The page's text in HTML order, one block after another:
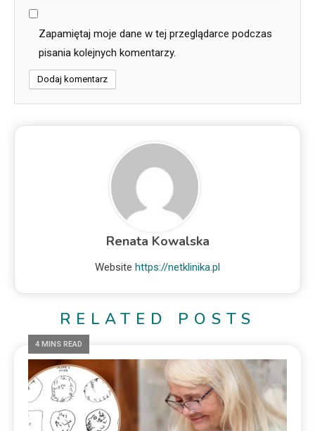
Zapamiętaj moje dane w tej przeglądarce podczas
pisania kolejnych komentarzy.
Renata Kowalska
Website https://netklinika.pl
RELATED POSTS
4 MINS READ